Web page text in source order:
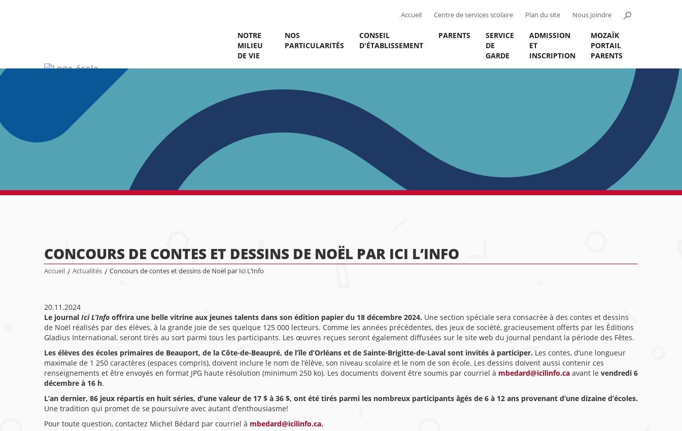
Accueil Centre de services scolaire Plan du site Nous joindre
NOTRE
MILIEU
DE VIE
NOS
PARTICULARITÉS
CONSEIL
D'ÉTABLISSEMENT
PARENTS
SERVICE
DE
GARDE
ADMISSION
ET
INSCRIPTION
MOZAÏK
PORTAIL
PARENTS
CONCOURS DE CONTES ET DESSINS DE NOËL PAR ICI L’INFO
Accueil / Actualités / Concours de contes et dessins de Noël par Ici L’Info
20.11.2024
Le journal Ici L’Info offrira une belle vitrine aux jeunes talents dans son édition papier du 18 décembre 2024. Une section spéciale sera consacrée à des contes et dessins
de Noël réalisés par des élèves, à la grande joie de ses quelque 125 000 lecteurs. Comme les années précédentes, des jeux de société, gracieusement offerts par les Éditions
Gladius International, seront tirés au sort parmi tous les participants. Les œuvres reçues seront également diffusées sur le site web du journal pendant la période des Fêtes.
Les élèves des écoles primaires de Beauport, de la Côte-de-Beaupré, de l’île d’Orléans et de Sainte-Brigitte-de-Laval sont invités à participer. Les contes, d’une longueur
maximale de 1 250 caractères (espaces compris), doivent inclure le nom de l’élève, son niveau scolaire et le nom de son école. Les dessins doivent aussi contenir ces
renseignements et être envoyés en format JPG haute résolution (minimum 250 ko). Les documents doivent être soumis par courriel à mbedard@icilinfo.ca avant le vendredi 6
décembre à 16 h.
L’an dernier, 86 jeux répartis en huit séries, d’une valeur de 17 $ à 36 $, ont été tirés parmi les nombreux participants âgés de 6 à 12 ans provenant d’une dizaine d’écoles.
Une tradition qui promet de se poursuivre avec autant d’enthousiasme!
Pour toute question, contactez Michel Bédard par courriel à mbedard@icilinfo.ca.